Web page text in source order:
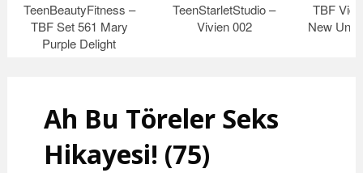
TeenBeautyFitness –
TBF Set 561 Mary
Purple Delight
TeenStarletStudio –
Vivien 002
TBF
New
Ah Bu Töreler Seks
Hikayesi! (75)